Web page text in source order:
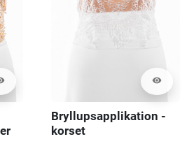
visibility
Bryllupsapplikation -
korset